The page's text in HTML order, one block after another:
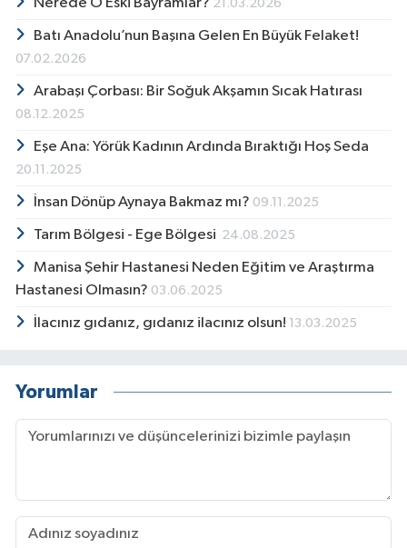
Nerede O Eski Bayramlar? 21.03.2026
Batı Anadolu’nun Başına Gelen En Büyük Felaket!
07.02.2026
Arabaşı Çorbası: Bir Soğuk Akşamın Sıcak Hatırası
08.12.2025
Eşe Ana: Yörük Kadının Ardında Bıraktığı Hoş Seda
20.11.2025
İnsan Dönüp Aynaya Bakmaz mı? 09.11.2025
Tarım Bölgesi - Ege Bölgesi 24.08.2025
Manisa Şehir Hastanesi Neden Eğitim ve Araştırma
Hastanesi Olmasın? 03.06.2025
İlacınız gıdanız, gıdanız ilacınız olsun! 13.03.2025
Yorumlar